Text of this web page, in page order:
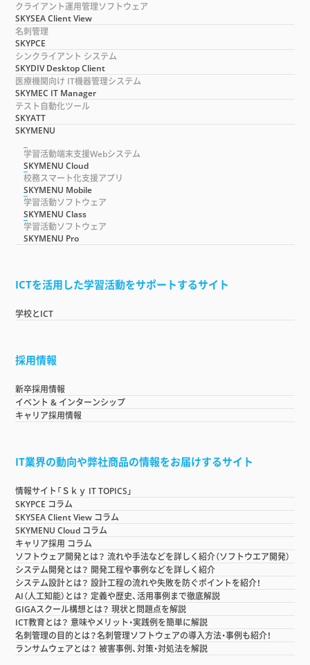
クライアント運用管理ソフトウェア
SKYSEA Client View
名刺管理
SKYPCE
シンクライアント システム
SKYDIV Desktop Client
医療機関向け IT機器管理システム
SKYMEC IT Manager
テスト自動化ツール
SKYATT
SKYMENU
学習活動端末支援Webシステム
SKYMENU Cloud
校務スマート化支援アプリ
SKYMENU Mobile
学習活動ソフトウェア
SKYMENU Class
学習活動ソフトウェア
SKYMENU Pro
ICTを活用した学習活動をサポートするサイト
学校とICT
採用情報
新卒採用情報
イベント & インターンシップ
キャリア採用情報
IT業界の動向や弊社商品の情報をお届けするサイト
情報サイト「Ｓｋｙ IT TOPICS」
SKYPCE コラム
SKYSEA Client View コラム
SKYMENU Cloud コラム
キャリア採用 コラム
ソフトウェア開発とは？ 流れや手法などを詳しく紹介（ソフトウエア開発）
システム開発とは？ 開発工程や事例などを詳しく紹介
システム設計とは？ 設計工程の流れや失敗を防ぐポイントを紹介！
AI（人工知能）とは？ 定義や歴史、活用事例まで徹底解説
GIGAスクール構想とは？ 現状と問題点を解説
ICT教育とは？ 意味やメリット・実践例を簡単に解説
名刺管理の目的とは？名刺管理ソフトウェアの導入方法・事例も紹介！
ランサムウェアとは？ 被害事例、対策・対処法を解説